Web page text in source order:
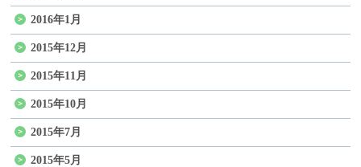
2016年1月
2015年12月
2015年11月
2015年10月
2015年7月
2015年5月